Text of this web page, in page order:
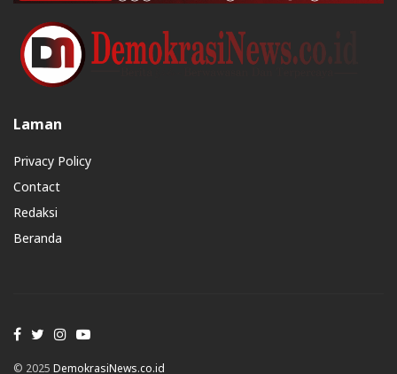
Laman
Privacy Policy
Contact
Redaksi
Beranda
© 2025 DemokrasiNews.co.id